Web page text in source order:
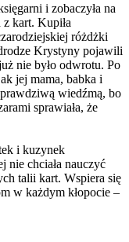
i zobaczyła na
kart. Kupiła
różdżki
Krystyny pojawili
nie było odwrotu. Po
jej mama, babka i
wiedźmą, bo
sprawiała, że
i kuzynek
nie chciała nauczyć
talii kart. Wspiera się
w każdym kłopocie –